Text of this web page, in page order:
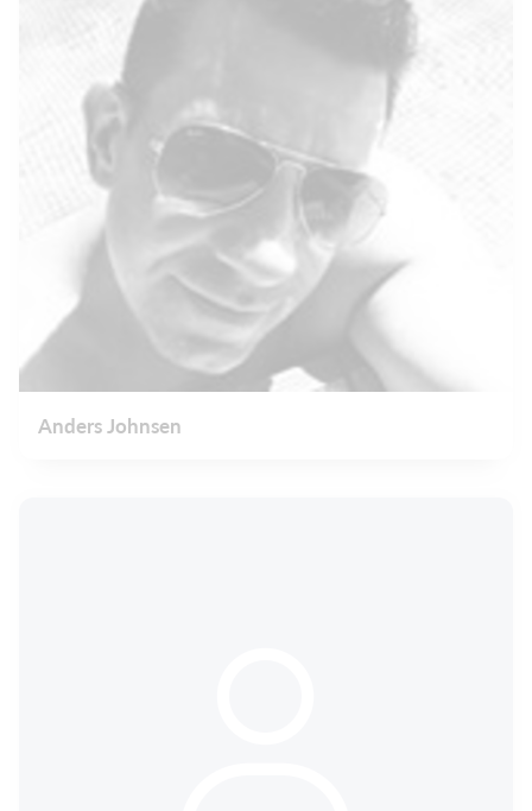
Anders Johnsen